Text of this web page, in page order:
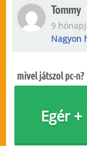
Tommy
9
Nagyon
mivel játszol pc-n?
Egér